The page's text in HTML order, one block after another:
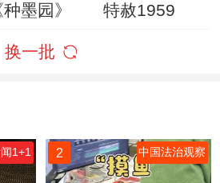
种墨园》 特赦1959
换一批
1+1 2 中国法治观察